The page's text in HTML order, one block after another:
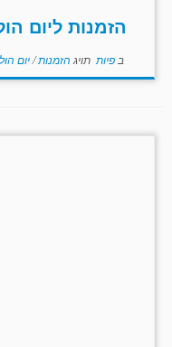
הזמנות ליום
ב פיות תויג הזמנות/יום